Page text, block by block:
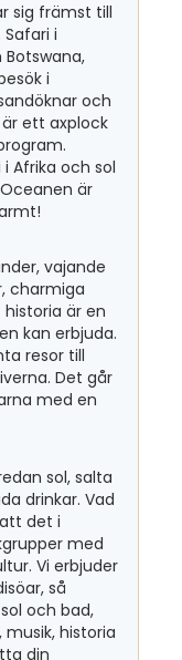
sig främst till
i
Botswana,
i
och
ett axplock
Afrika och sol
är
vajande
charmiga
är en
kan erbjuda.
resor till
Det går
med en
sol, salta
drinkar. Vad
det i
med
Vi erbjuder
så
och bad,
musik, historia
din